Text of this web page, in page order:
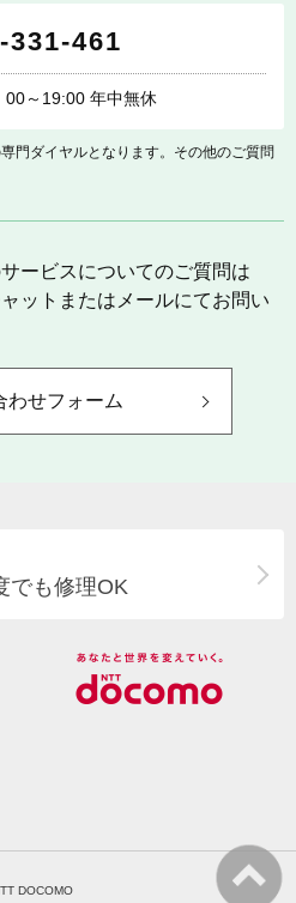
331-461
00～19:00 年中無休
門ダイヤルとなります。その他のご質問
ービスについてのご質問は
ットまたはメールにてお問い
わせフォーム
でも修理OK
DOCOMO